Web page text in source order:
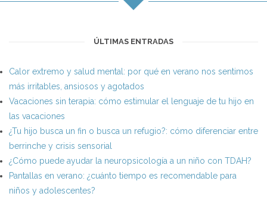
ÚLTIMAS ENTRADAS
Calor extremo y salud mental: por qué en verano nos sentimos
más irritables, ansiosos y agotados
Vacaciones sin terapia: cómo estimular el lenguaje de tu hijo en
las vacaciones
¿Tu hijo busca un fin o busca un refugio?: cómo diferenciar entre
berrinche y crisis sensorial
¿Cómo puede ayudar la neuropsicología a un niño con TDAH?
Pantallas en verano: ¿cuánto tiempo es recomendable para
niños y adolescentes?